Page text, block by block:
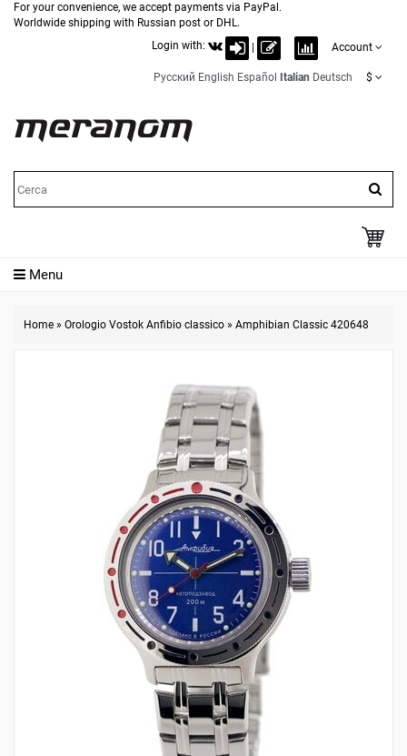
For your convenience, we accept payments via PayPal.
Worldwide shipping with Russian post or DHL.
Login with:
Account
Русский English Español Italian Deutsch $
Menu
Home » Orologio Vostok Anfibio classico » Amphibian Classic 420648